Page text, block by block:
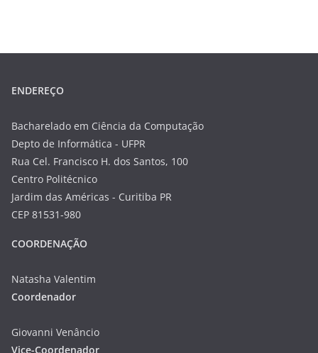
ENDEREÇO
Bacharelado em Ciência da Computação
Depto de Informática - UFPR
Rua Cel. Francisco H. dos Santos, 100
Centro Politécnico
Jardim das Américas - Curitiba PR
CEP 81531-980
COORDENAÇÃO
Natasha Valentim
Coordenador
Giovanni Venâncio
Vice-Coordenador